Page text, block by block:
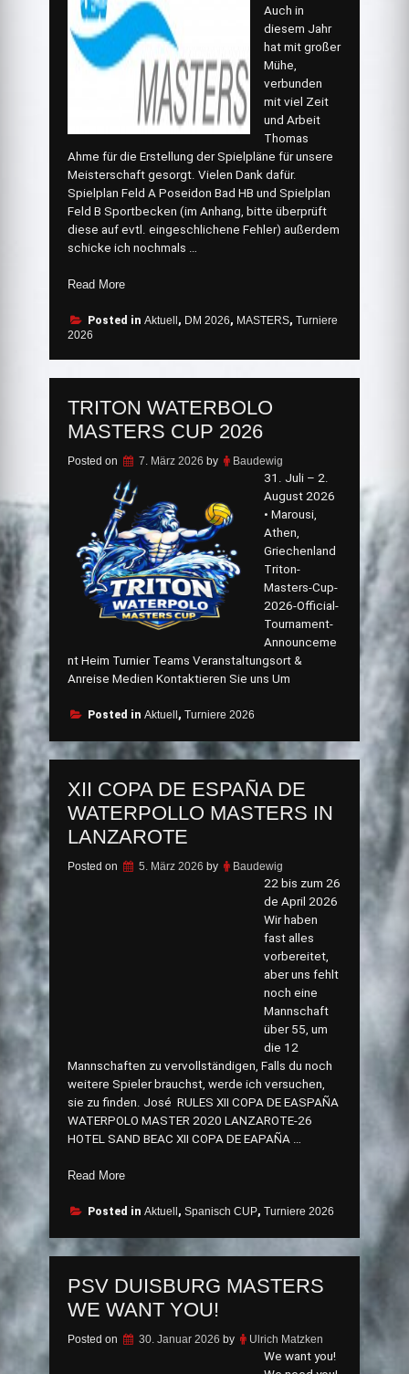
Auch in
diesem Jahr
hat mit großer
Mühe,
verbunden
mit viel Zeit
und Arbeit
Thomas
Ahme für die Erstellung der Spielpläne für unsere
Meisterschaft gesorgt. Vielen Dank dafür.
Spielplan Feld A Poseidon Bad HB und Spielplan
Feld B Sportbecken (im Anhang, bitte überprüft
diese auf evtl. eingeschlichene Fehler) außerdem
schicke ich nochmals …
Read More„DWMM
Die
sind
da!“
Posted in Aktuell , DM 2026, MASTERS, Turniere
2026
TRITON WATERBOLO
MASTERS CUP 2026
Posted on 7. März 2026 by Baudewig
31. Juli – 2.
August 2026
• Marousi,
Athen,
Griechenland
Triton-
Masters-Cup-
2026-Official-
Tournament-
Announceme
nt Heim Turnier Teams Veranstaltungsort &
Anreise Medien Kontaktieren Sie uns Um
Posted in Aktuell , Turniere 2026
XII COPA DE ESPAÑA DE
WATERPOLLO MASTERS IN
LANZAROTE
Posted on 5. März 2026 by Baudewig
22 bis zum 26
de April 2026
Wir haben
fast alles
vorbereitet,
aber uns fehlt
noch eine
Mannschaft
über 55, um
die 12
Mannschaften zu vervollständigen, Falls du noch
weitere Spieler brauchst, werde ich versuchen,
sie zu finden. José RULES XII COPA DE EASPAÑA
WATERPOLO MASTER 2020 LANZAROTE-26
HOTEL SAND BEAC XII COPA DE EAPAÑA …
Read More„XII
DE
MASTERS
IN
LANZAROTE“
Posted in Aktuell , Spanisch CUP, Turniere 2026
PSV DUISBURG MASTERS
WE WANT YOU!
Posted on 30. Januar 2026 by Ulrich Matzken
We want you!